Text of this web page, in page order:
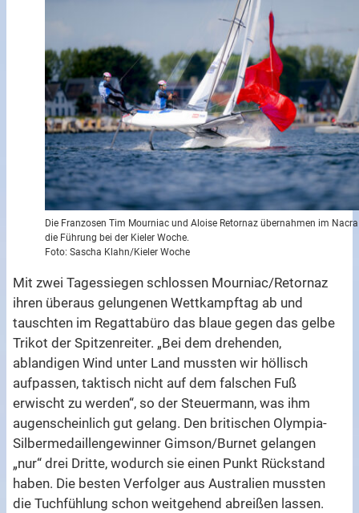
Die Franzosen Tim Mourniac und Aloise Retornaz übernahmen im
die Führung bei der Kieler Woche.
Foto: Sascha Klahn/Kieler Woche
Mit zwei Tagessiegen schlossen Mourniac/Retornaz
ihren überaus gelungenen Wettkampftag ab und
tauschten im Regattabüro das blaue gegen das gelbe
Trikot der Spitzenreiter. „Bei dem drehenden,
ablandigen Wind unter Land mussten wir höllisch
aufpassen, taktisch nicht auf dem falschen Fuß
erwischt zu werden“, so der Steuermann, was ihm
augenscheinlich gut gelang. Den britischen Olympia-
Silbermedaillengewinner Gimson/Burnet gelangen
„nur“ drei Dritte, wodurch sie einen Punkt Rückstand
haben. Die besten Verfolger aus Australien mussten
die Tuchfühlung schon weitgehend abreißen lassen.